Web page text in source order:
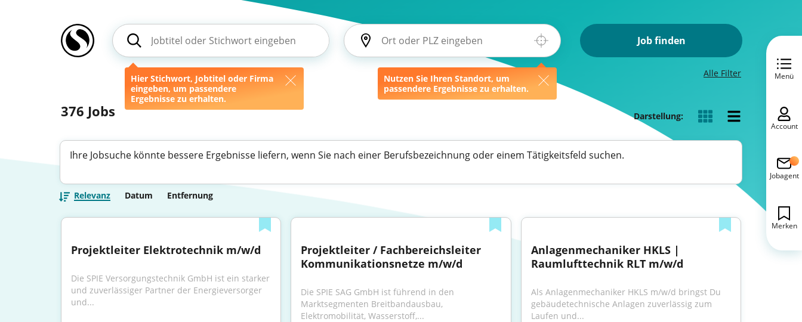
Hier Stichwort, Jobtitel oder Firma
eingeben, um passendere
Ergebnisse zu erhalten.
Nutzen Sie Ihren Standort, um
passendere Ergebnisse zu erhalten.
Job finden
Alle Filter
376 Jobs Darstellung:
Ihre Jobsuche könnte bessere Ergebnisse liefern, wenn Sie nach einer Berufsbezeichnung oder einem Tätigkeitsfeld suchen.
Relevanz Datum Entfernung
Projektleiter Elektrotechnik m/w/d
Die SPIE Versorgungstechnik GmbH ist ein starker
und zuverlässiger Partner der Energieversorger
und...
Projektleiter / Fachbereichsleiter
Kommunikationsnetze m/w/d
Die SPIE SAG GmbH ist führend in den
Marktsegmenten Breitbandausbau,
Elektromobilität, Wasserstoff,...
Anlagenmechaniker HKLS |
Raumlufttechnik RLT m/w/d
Als Anlagenmechaniker HKLS m/w/d bringst Du
gebäudetechnische Anlagen zuverlässig zum
Laufen und...
Menü
Account
Jobagent
Merken